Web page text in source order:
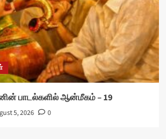
பாடல்களில் ஆன்மீகம் – 19
5, 2026 0